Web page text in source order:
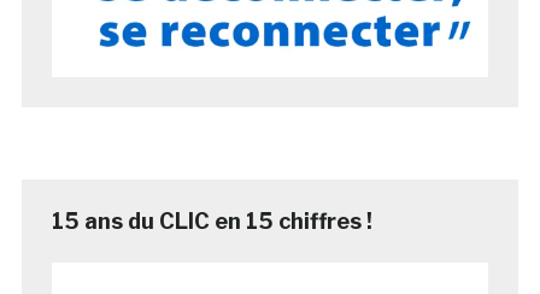
15 ans du CLIC en 15 chiffres !